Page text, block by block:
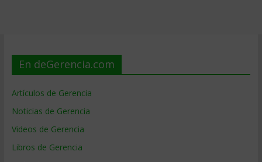
En deGerencia.com
Artículos de Gerencia
Noticias de Gerencia
Videos de Gerencia
Libros de Gerencia